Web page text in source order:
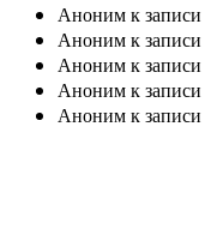
Анонимк записи
Анонимк записи
Анонимк записи
Анонимк записи
Анонимк записи